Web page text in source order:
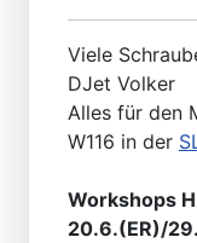
Viele
DJet Volker
Alles für den
W116 in der
Workshops
20.6.(ER)/